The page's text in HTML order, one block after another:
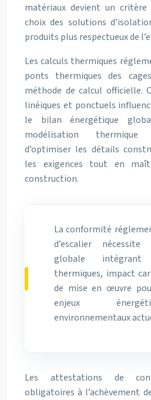
matériaux devient un
choix des solutions
produits plus respectueux de
Les calculs thermiques
ponts thermiques des
méthode de calcul officielle.
linéiques et ponctuels
le bilan énergétique
modélisation
d’optimiser les détails
les exigences tout en
construction.
La conformité
d’escalier
globale intégrant
thermiques, impact
de mise en œuvre
enjeux
environnementaux
Les attestations de
obligatoires à l’achèvement